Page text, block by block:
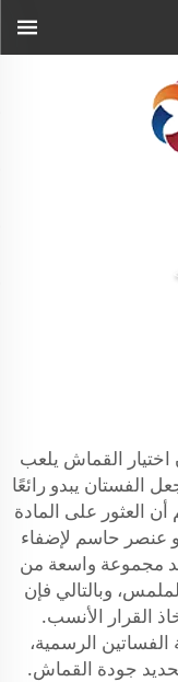
اختيار القماش يلعب
الفستان يبدو رائعًا
العثور على المادة
عنصر حاسم لإضفاء
مجموعة واسعة من
وبالتالي فإن
القرار الأنسب.
الفساتين الرسمية،
جودة القماش.